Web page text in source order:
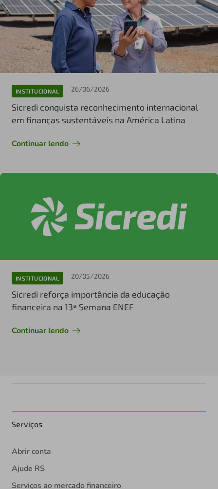
INSTITUCIONAL 26/06/2026
Sicredi conquista reconhecimento internacional
em finanças sustentáveis na América Latina
Continuar lendo
INSTITUCIONAL 20/05/2026
Sicredi reforça importância da educação
financeira na 13ª Semana ENEF
Continuar lendo
Serviços
Abrir conta
Ajude RS
Serviços ao mercado financeiro